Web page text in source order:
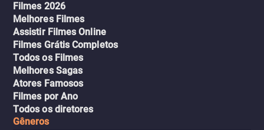
Filmes 2026
Melhores Filmes
Assistir Filmes Online
Filmes Grátis Completos
Todos os Filmes
Melhores Sagas
Atores Famosos
Filmes por Ano
Todos os diretores
Gêneros